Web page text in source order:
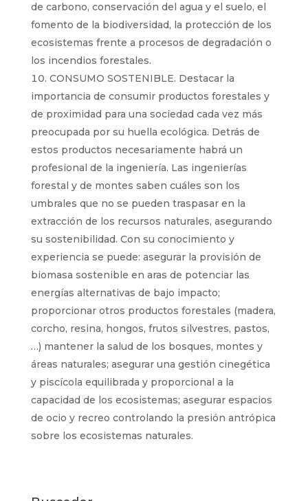
de carbono, conservación del agua y el suelo, el
fomento de la biodiversidad, la protección de los
ecosistemas frente a procesos de degradación o
los incendios forestales.
CONSUMO SOSTENIBLE. Destacar la
importancia de consumir productos forestales y
de proximidad para una sociedad cada vez más
preocupada por su huella ecológica. Detrás de
estos productos necesariamente habrá un
profesional de la ingeniería. Las ingenierías
forestal y de montes saben cuáles son los
umbrales que no se pueden traspasar en la
extracción de los recursos naturales, asegurando
su sostenibilidad. Con su conocimiento y
experiencia se puede: asegurar la provisión de
biomasa sostenible en aras de potenciar las
energías alternativas de bajo impacto;
proporcionar otros productos forestales (madera,
corcho, resina, hongos, frutos silvestres, pastos,
…) mantener la salud de los bosques, montes y
áreas naturales; asegurar una gestión cinegética
y piscícola equilibrada y proporcional a la
capacidad de los ecosistemas; asegurar espacios
de ocio y recreo controlando la presión antrópica
sobre los ecosistemas naturales.